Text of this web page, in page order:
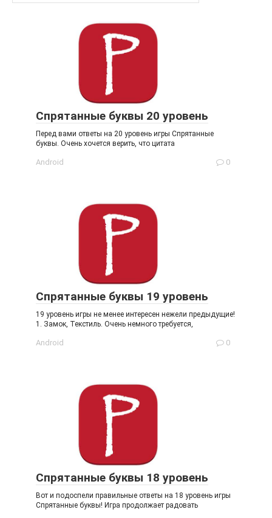
Спрятанные буквы 20 уровень
Перед вами ответы на 20 уровень игры Спрятанные
буквы. Очень хочется верить, что цитата
Android 0
Спрятанные буквы 19 уровень
19 уровень игры не менее интересен нежели предыдущие!
1. Замок, Текстиль. Очень немного требуется,
Android 0
Спрятанные буквы 18 уровень
Вот и подоспели правильные ответы на 18 уровень игры
Спрятанные буквы! Игра продолжает радовать